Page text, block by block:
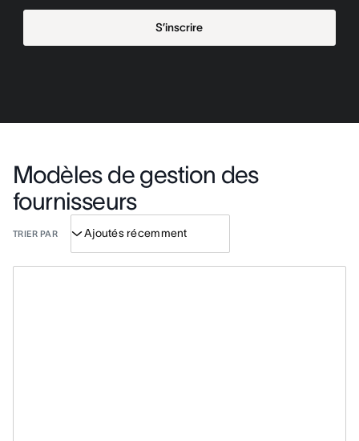
S’inscrire
Modèles de gestion des
fournisseurs
TRIER PAR